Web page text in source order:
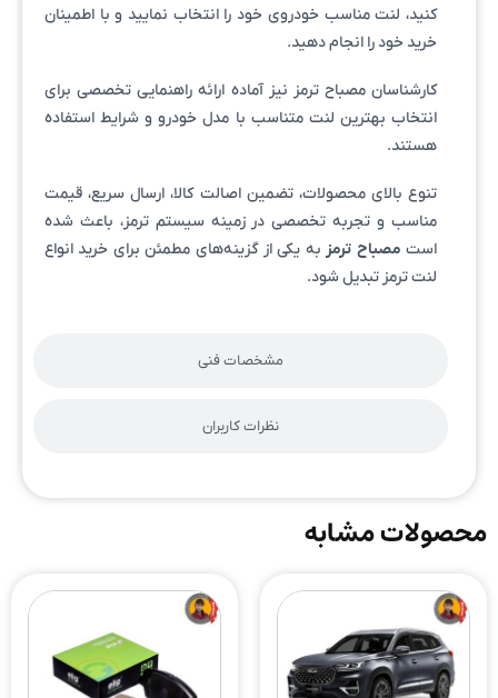
مشخصات فنی
نظرات کاربران
کنید، لنت مناسب خودروی خود را انتخاب نمایید و با اطمینان
خرید خود را انجام دهید.
کارشناسان مصباح ترمز نیز آماده ارائه راهنمایی تخصصی برای
انتخاب بهترین لنت متناسب با مدل خودرو و شرایط استفاده
هستند.
تنوع بالای محصولات، تضمین اصالت کالا، ارسال سریع، قیمت
مناسب و تجربه تخصصی در زمینه سیستم ترمز، باعث شده
است مصباح ترمز به یکی از گزینه‌های مطمئن برای خرید انواع
لنت ترمز تبدیل شود.
محصولات مشابه